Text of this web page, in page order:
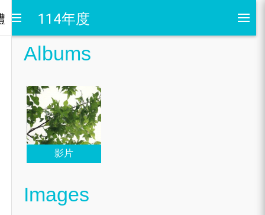
114年度
Albums
影片
Images